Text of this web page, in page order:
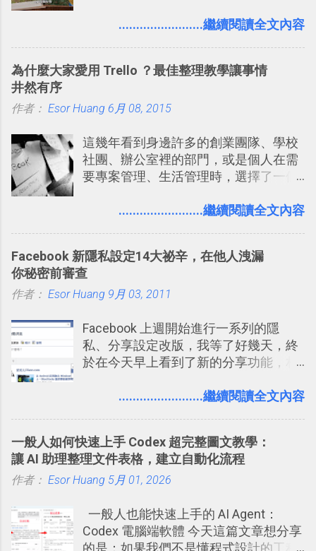
稱。 在規劃路線之外，自訂地圖還能補
時帶來好心情，二方面事後就是最好的
享合作，讓彼此都能在手機上查看這次
要製作家庭相框 用照片來當小禮物 把照
片？而且最好能不花時間、立即拿到、
（或是沒有好的印表機），又不想跑照
提供了印照片的服務 ，而且價格不貴，
可以立即拿到，操作流程也十分簡單。
之前我在電腦玩物分享過：「 不需買印
方便教學 」。這篇文章則從印照片出
........................繼續閱讀全文內容
為什麼大家愛用 Trello ？最佳整理教學讓事情
井然有序
作者： Esor Huang 6月 08, 2015
這幾年看到身邊許多的創業團隊、學校
社團、辦公室裡的部門，或是個人在需
要專案管理、生活管理時，選擇了一個
一個什麼樣的管理工具，讓這麼多人都
念」的管理教學文章： 把 Evernote 當
作 Trello！ Kanbanote 筆記看板管理法
Google Drive 變身 Trello ！幫雲端硬碟
著 Trello ，卻還沒有在電腦玩物上寫過
一篇完整的介紹！雖然錯過了幾年前第
一時間推薦 Trello 的時機，但在這段時
澱自己的使用方法，歸納出「 為什麼值
學。 2015/6/13 新增： 免費專案管理軟
體推薦！困難計畫簡單管理 13 種工具
2016 年新增 ： 如何將 Trello 切換到繁
2016/7/7 新增 ： 如何活用 Trello 記
帳？我的理財計畫心得與看板範本
........................繼續閱讀全文內容
Facebook 新隱私設定14大祕辛，在他人洩漏
你秘密前審查
作者： Esor Huang 9月 03, 2011
Facebook 上週開始進行一系列的隱
私、分享設定改版，我等了好幾天，終
於在今天早上看到了新的分享功能，相
用新版的分享功能與隱私設定。 嚴格來
置。不過有一項很實用的設定是新增
的， 那就是可以 事先審查 朋友「標籤
你」的內容，決定要不要讓其他朋友看
標籤在他的訊息中，或是想把你標籤在
相片圖片裡，現在你都多了一個「事先
........................繼續閱讀全文內容
一般人如何快速上手 Codex 超完整圖文教學：
讓 AI 助理整理文件表格，建立自動化流程
作者： Esor Huang 5月 01, 2026
一般人也能快速上手的 AI Agent：
Codex 電腦端軟體 今天這篇文章想分享
的是：如果我們不是懂程式設計的工程